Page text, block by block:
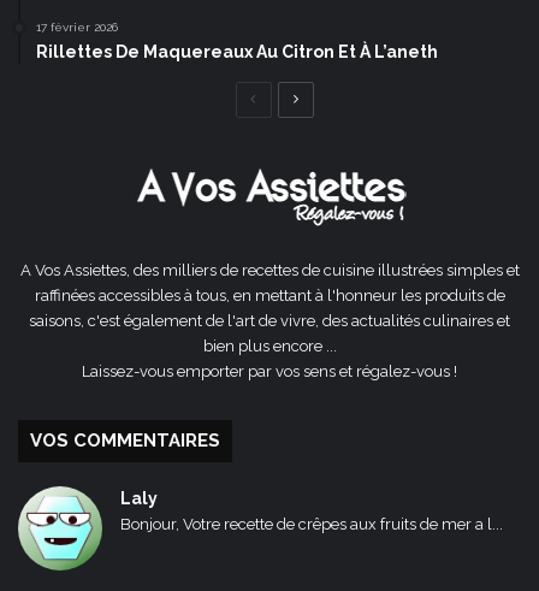
17 février 2026
Rillettes De Maquereaux Au Citron Et À L’aneth
Page
A Vos Assiettes, des milliers de recettes de cuisine illustrées simples et
raffinées accessibles à tous, en mettant à l'honneur les produits de
saisons, c'est également de l'art de vivre, des actualités culinaires et
bien plus encore ...
Laissez-vous emporter par vos sens et régalez-vous !
VOS COMMENTAIRES
Laly
Bonjour, Votre recette de crêpes aux fruits de mer a l...